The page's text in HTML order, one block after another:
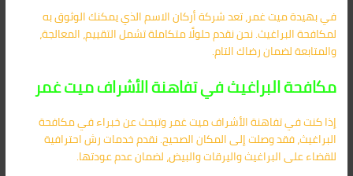
في بهيدة ميت غمر، تعد شركة أركان الاسم الذي يمكنك الوثوق به
لمكافحة البراغيث. نحن نقدم حلولًا متكاملة تشمل التقييم، المعالجة،
والمتابعة لضمان رضاك التام.
مكافحة البراغيث في تفاهنة الأشراف ميت غمر
إذا كنت في تفاهنة الأشراف ميت غمر وتبحث عن خبراء في مكافحة
البراغيث، فقد وصلت إلى المكان الصحيح. نقدم خدمات رش احترافية
للقضاء على البراغيث واليرقات والبيض، لضمان عدم عودتها.